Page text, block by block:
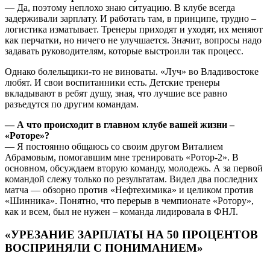
— Да, поэтому неплохо знаю ситуацию. В клубе всегда
задерживали зарплату. И работать там, в принципе, трудно –
логистика изматывает. Тренеры приходят и уходят, их меняют
как перчатки, но ничего не улучшается. Значит, вопросы надо
задавать руководителям, которые выстроили так процесс.
Однако болельщики-то не виноваты. «Луч» во Владивостоке
любят. И свои воспитанники есть. Детские тренеры
вкладывают в ребят душу, зная, что лучшие все равно
разъедутся по другим командам.
— А что происходит в главном клубе вашей жизни –
«Роторе»?
— Я постоянно общаюсь со своим другом Виталием
Абрамовым, помогавшим мне тренировать «Ротор-2». В
основном, обсуждаем вторую команду, молодежь. А за первой
командой слежу только по результатам. Видел два последних
матча — обзорно против «Нефтехимика» и целиком против
«Шинника». Понятно, что перерыв в чемпионате «Ротору»,
как и всем, был не нужен – команда лидировала в ФНЛ.
«УРЕЗАНИЕ ЗАРПЛАТЫ НА 50 ПРОЦЕНТОВ
ВОСПРИНЯЛИ С ПОНИМАНИЕМ»